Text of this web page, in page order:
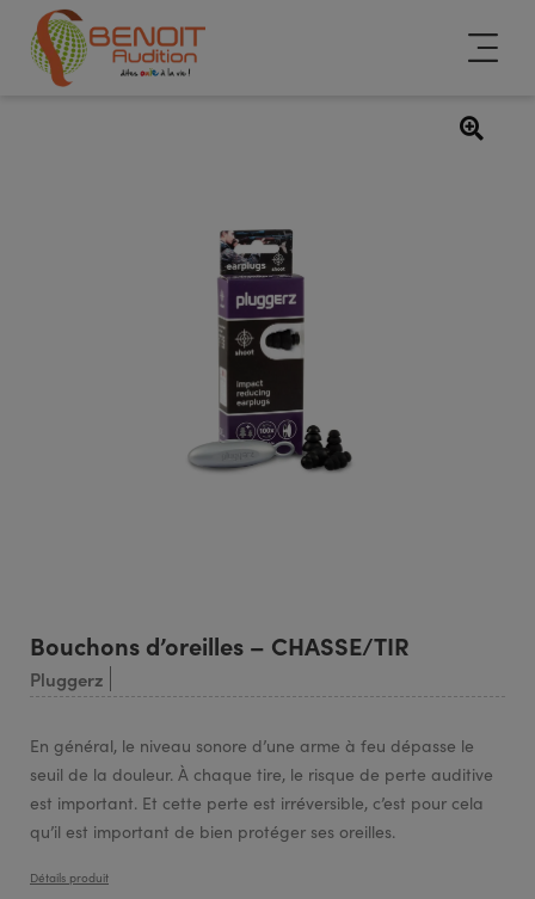
Bouchons d’oreilles – CHASSE/TIR
Pluggerz
En général, le niveau sonore d’une arme à feu dépasse le
seuil de la douleur. À chaque tire, le risque de perte auditive
est important. Et cette perte est irréversible, c’est pour cela
qu’il est important de bien protéger ses oreilles.
Détails produit